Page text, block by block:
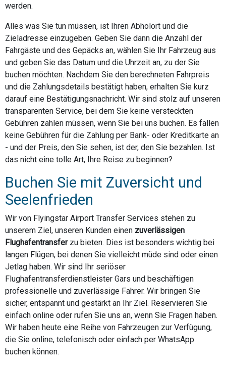
werden.
Alles was Sie tun müssen, ist Ihren Abholort und die
Zieladresse einzugeben. Geben Sie dann die Anzahl der
Fahrgäste und des Gepäcks an, wählen Sie Ihr Fahrzeug aus
und geben Sie das Datum und die Uhrzeit an, zu der Sie
buchen möchten. Nachdem Sie den berechneten Fahrpreis
und die Zahlungsdetails bestätigt haben, erhalten Sie kurz
darauf eine Bestätigungsnachricht. Wir sind stolz auf unseren
transparenten Service, bei dem Sie keine versteckten
Gebühren zahlen müssen, wenn Sie bei uns buchen. Es fallen
keine Gebühren für die Zahlung per Bank- oder Kreditkarte an
- und der Preis, den Sie sehen, ist der, den Sie bezahlen. Ist
das nicht eine tolle Art, Ihre Reise zu beginnen?
Buchen Sie mit Zuversicht und
Seelenfrieden
Wir von Flyingstar Airport Transfer Services stehen zu
unserem Ziel, unseren Kunden einen zuverlässigen
Flughafentransferzu bieten. Dies ist besonders wichtig bei
langen Flügen, bei denen Sie vielleicht müde sind oder einen
Jetlag haben. Wir sind Ihr seriöser
Flughafentransferdienstleister Gars und beschäftigen
professionelle und zuverlässige Fahrer. Wir bringen Sie
sicher, entspannt und gestärkt an Ihr Ziel. Reservieren Sie
einfach online oder rufen Sie uns an, wenn Sie Fragen haben.
Wir haben heute eine Reihe von Fahrzeugen zur Verfügung,
die Sie online, telefonisch oder einfach per WhatsApp
buchen können.